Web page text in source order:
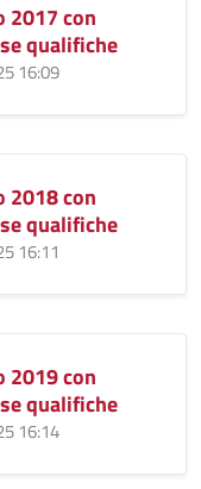
2017 con
qualifiche
16:09
2018 con
qualifiche
16:11
2019 con
qualifiche
16:14